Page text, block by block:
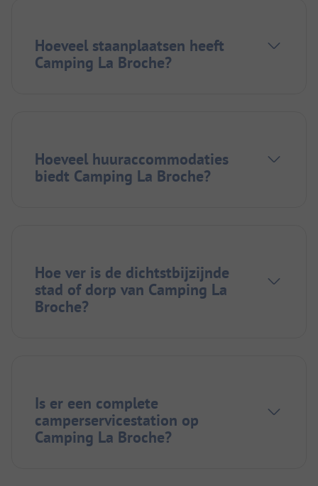
Hoeveel staanplaatsen heeft
Camping La Broche?
Hoeveel huuraccommodaties
biedt Camping La Broche?
Hoe ver is de dichtstbijzijnde
stad of dorp van Camping La
Broche?
Is er een complete
camperservicestation op
Camping La Broche?